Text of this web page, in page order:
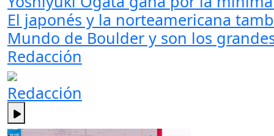
El japonés y la norteamericana
Mundo de Boulder y son los
Redacción
Redacción